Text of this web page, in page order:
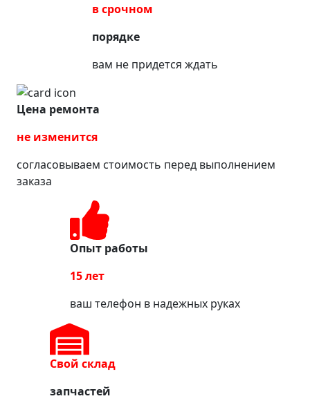
в срочном
порядке
вам не придется ждать
Цена ремонта
не изменится
согласовываем стоимость перед выполнением
заказа
Опыт работы
15 лет
ваш телефон в надежных руках
Свой склад
запчастей